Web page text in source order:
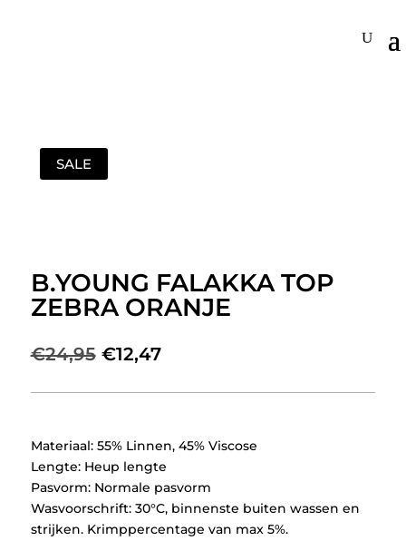
SALE
B.YOUNG FALAKKA TOP
ZEBRA ORANJE
€24,95 Oorspronkelijke
was:
€12,47Huidige
is:
Materiaal: 55% Linnen, 45% Viscose
Lengte: Heup lengte
Pasvorm: Normale pasvorm
Wasvoorschrift: 30°C, binnenste buiten wassen en
strijken. Krimppercentage van max 5%.